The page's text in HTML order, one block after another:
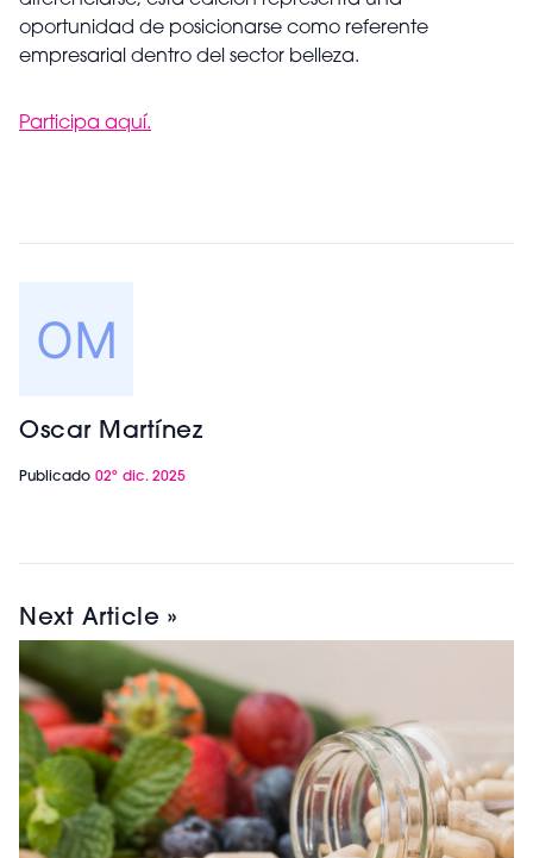
oportunidad de posicionarse como referente
empresarial dentro del sector belleza.
Participa aquí.
Oscar Martínez
Publicado 02º dic. 2025
Next Article »